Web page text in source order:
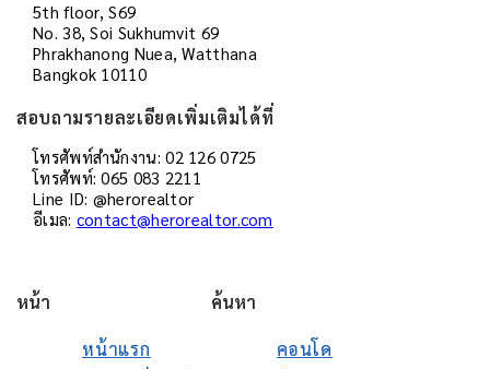
5th floor, S69
No. 38, Soi Sukhumvit 69
Phrakhanong Nuea, Watthana
Bangkok 10110
สอบถามรายละเอียดเพิ่มเติมได้ที่
โทรศัพท์สำนักงาน: 02 126 0725
โทรศัพท์: 065 083 2211
Line ID: @herorealtor
อีเมล: contact@herorealtor.com
หน้า
หน้าแรก
ค้นหา
คอนโด